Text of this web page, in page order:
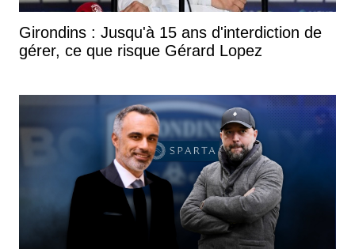
Girondins : Jusqu'à 15 ans d'interdiction de
gérer, ce que risque Gérard Lopez